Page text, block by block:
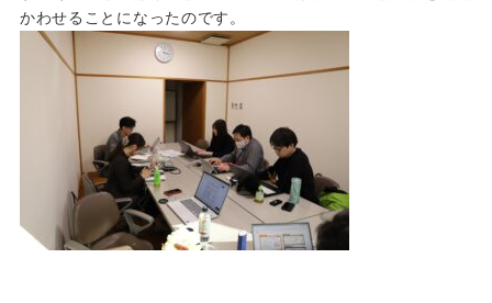
かわせることになったのです。